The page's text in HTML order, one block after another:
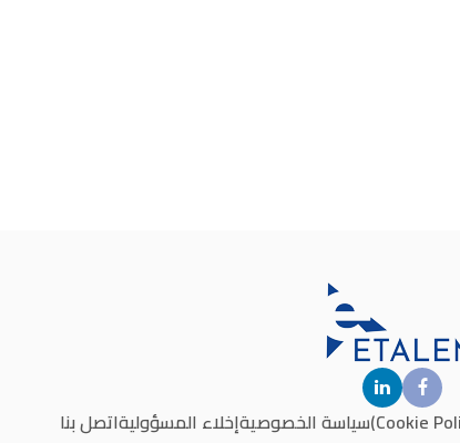
سياسة الخصوصيةإخلاء المسؤوليةاتصل بنا